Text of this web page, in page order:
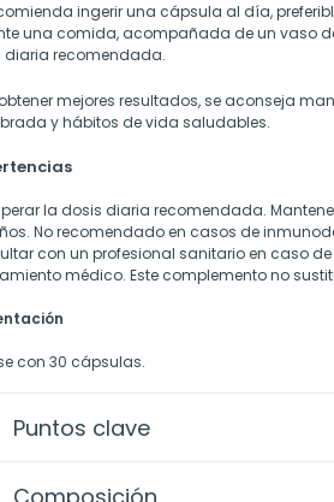
ingerir una cápsula al día,
una comida, acompañada de un vaso
diaria recomendada.
mejores resultados, se aconseja
y hábitos de vida saludables.
la dosis diaria recomendada.
No recomendado en casos de
con un profesional sanitario en caso
médico. Este complemento no
con 30 cápsulas.
Puntos clave
Composición